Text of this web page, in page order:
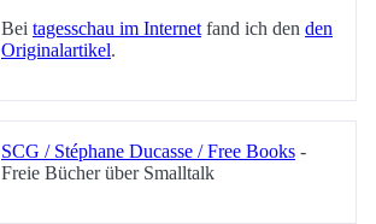
Bei tagesschau im Internet fand ich den den
Originalartikel.
SCG / Stéphane Ducasse / Free Books -
Freie Bücher über Smalltalk